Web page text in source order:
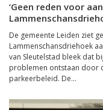
‘Geen reden voor
De gemeente Leiden ziet
Lammenschansdriehoek
van Sleutelstad bleek dat
problemen ontstaan door
parkeerbeleid. De...